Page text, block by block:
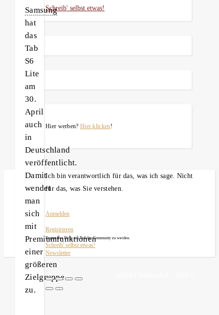
Samsung
hat
das
Tab
S6
Lite
am
30.
April
auch
in
Deutschland
veröffentlicht.
Damit
wendet
man
sich
mit
Premiumfunktionen
einer
größeren
Zielgruppe
zu.
Schreib' selbst etwas!
Hier werben? Hier klicken!
Ich bin verantwortlich für das, was ich sage. Nicht
für das, was Sie verstehen.
Anmelden
Registrieren
Registriere Dich, um Teil der Community zu werden.
Schreib' selbst etwas!
Newsletter